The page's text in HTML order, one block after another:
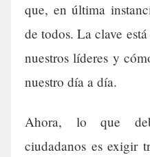
que, en última
de todos. La clave
nuestros líderes y
nuestro día a día.
Ahora, lo que
ciudadanos es exigir